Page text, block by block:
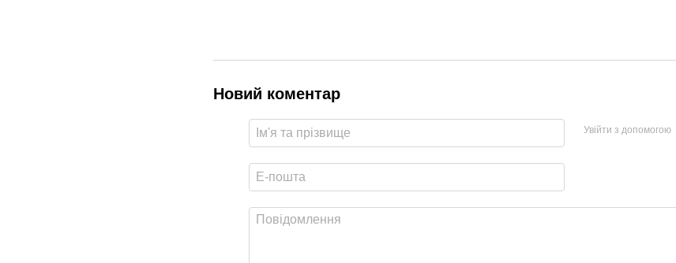
Новий коментар
Увійти з допомогою